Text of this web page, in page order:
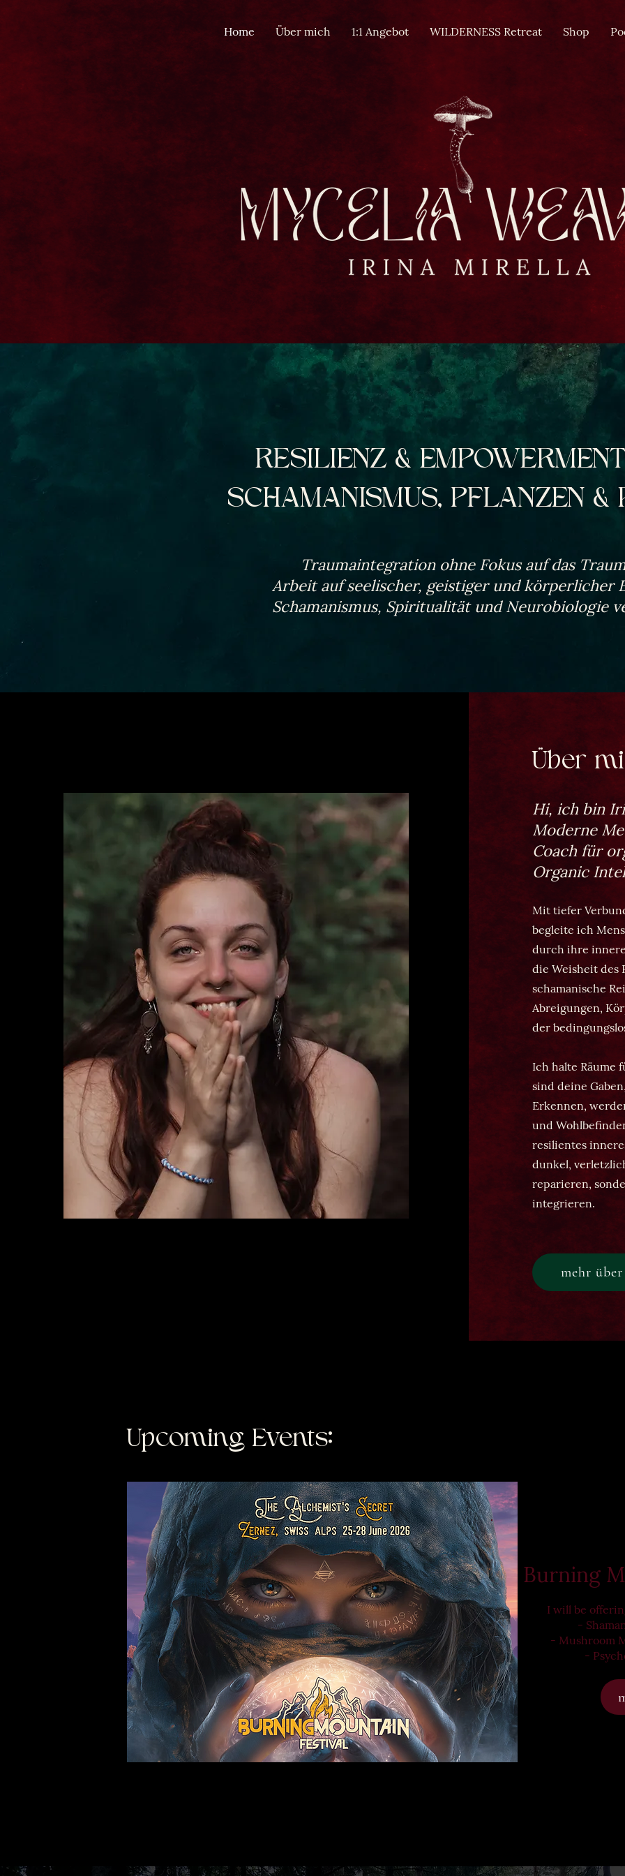
Home Über mich 1:1 Angebot WILDERNESS Retreat Shop
RESILIENZ &
SCHAMANISMUS, PFLANZEN &
Traumaintegration ohne Fokus auf das
Arbeit auf seelischer, geistiger und körperlicher
Schamanismus, Spiritualität und Neurobiologie
Über
Hi, ich bin
Moderne
Coach für
Organic
Mit tiefer
begleite ich
durch ihre
die Weisheit des
schamanische
Abreigungen,
der
Ich halte Räume
sind deine
Erkennen,
und
resilientes
dunkel,
reparieren,
integrieren.
mehr
Upcoming Events:
Burning
I will be
-
- Mushroom
-